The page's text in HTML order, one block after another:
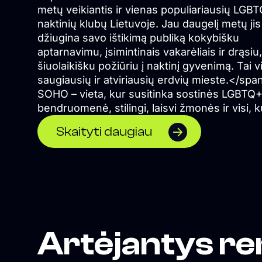
metų veikiantis ir vienas populiariausių
naktinių klubų Lietuvoje. Jau daugelį metų jis
džiugina savo ištikimą publiką kokybišku
aptarnavimu, įsimintinais vakarėliais ir drąsiu,
šiuolaikišku požiūriu į naktinį gyvenimą. Tai
saugiausių ir atviriausių erdvių mieste.</
SOHO – vieta, kur susitinka sostinės LGBTQ+
bendruomenė, stilingi, laisvi žmonės ir visi,
ieško geros energijos bei nepamirštamų
akimirkų.
Skaityti daugiau
Artėjantys